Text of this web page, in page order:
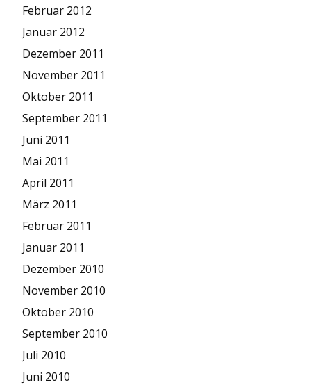
Februar 2012
Januar 2012
Dezember 2011
November 2011
Oktober 2011
September 2011
Juni 2011
Mai 2011
April 2011
März 2011
Februar 2011
Januar 2011
Dezember 2010
November 2010
Oktober 2010
September 2010
Juli 2010
Juni 2010